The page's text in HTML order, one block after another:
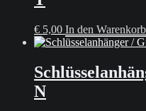
€ 5,00 In den Warenkorb
N